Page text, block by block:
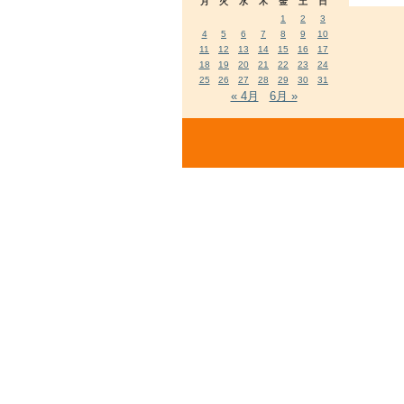
1
2
3
4
5 6 7 8 9
10
11
12 13 14 15 16
17
18
19 20 21 22 23
24
25
26 27 28 29 30 31
« 4月 6月 »